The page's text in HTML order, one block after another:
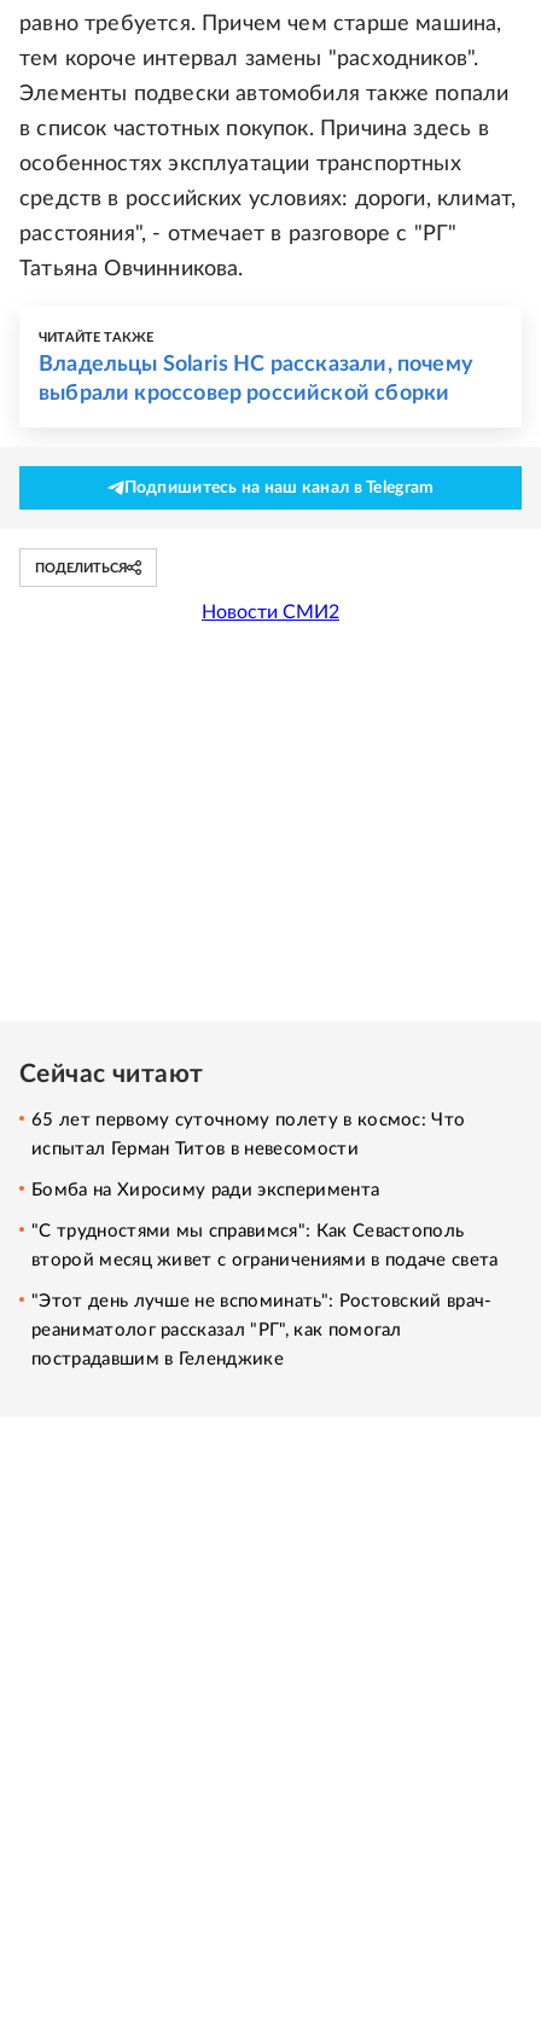
равно требуется. Причем чем старше машина,
тем короче интервал замены "расходников".
Элементы подвески автомобиля также попали
в список частотных покупок. Причина здесь в
особенностях эксплуатации транспортных
средств в российских условиях: дороги, климат,
расстояния", - отмечает в разговоре с "РГ"
Татьяна Овчинникова.
ЧИТАЙТЕ ТАКЖЕ
Владельцы Solaris HC рассказали, почему
выбрали кроссовер российской сборки
Подпишитесь на наш канал в Telegram
ПОДЕЛИТЬСЯ
Новости СМИ2
Сейчас читают
65 лет первому суточному полету в космос: Что
испытал Герман Титов в невесомости
Бомба на Хиросиму ради эксперимента
"С трудностями мы справимся": Как Севастополь
второй месяц живет с ограничениями в подаче света
"Этот день лучше не вспоминать": Ростовский врач-
реаниматолог рассказал "РГ", как помогал
пострадавшим в Геленджике